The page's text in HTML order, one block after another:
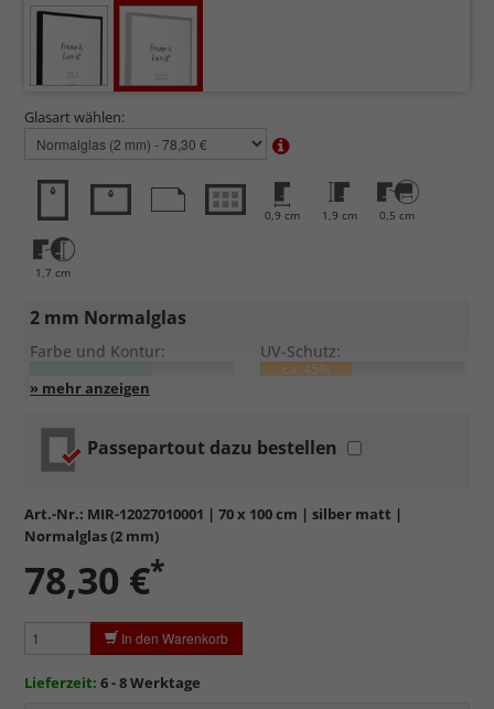
Glasart wählen:
0,9 cm 1,9 cm 0,5 cm
1,7 cm
2 mm Normalglas
Farbe und Kontur: UV-Schutz:
ca. 45%
Entspiegelung:
Standardglasin hochwertiger Floatglas-Qualität.
Formstabil, preiswert, witterungs- und hitzebeständig
Reflektierende Oberfläche
, die als störend empfunden
werden kann.
Minimaler UV-Schutz von ca. 45%
Schutz des Bildes.
Normalglas hat eine leichte Grünfärbung
Bereich der Weißtöne zu einem dezenten Grünschimmer
kommt. Für Bilder mit hellen Farben empfehlen wir Kunst- oder
Passepartout dazu bestellen
Art.-Nr.: MIR-12027010001 | 70 x 100 cm | silber matt |
Normalglas (2 mm)
78,30 €*
In den Warenkorb
Lieferzeit: 6 - 8 Werktage